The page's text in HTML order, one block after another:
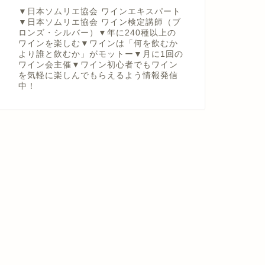
▼日本ソムリエ協会 ワインエキスパート
▼日本ソムリエ協会 ワイン検定講師（ブ
ロンズ・シルバー）▼年に240種以上の
ワインを楽しむ▼ワインは「何を飲むか
より誰と飲むか」がモットー▼月に1回の
ワイン会主催▼ワイン初心者でもワイン
を気軽に楽しんでもらえるよう情報発信
中！